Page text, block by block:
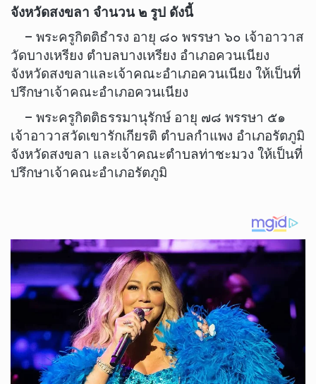
จังหวัดสงขลา จำนวน ๒ รูป ดังนี้
– พระครูกิตติธำรง อายุ ๘๐ พรรษา ๖๐ เจ้าอาวาส
วัดบางเหรียง ตำบลบางเหรียง อำเภอควนเนียง
จังหวัดสงขลาและเจ้าคณะอำเภอควนเนียง ให้เป็นที่
ปรึกษาเจ้าคณะอำเภอควนเนียง
– พระครูกิตติธรรมานุรักษ์ อายุ ๗๘ พรรษา ๕๑
เจ้าอาวาสวัดเขารักเกียรติ ตำบลกำแพง อำเภอรัตภูมิ
จังหวัดสงขลา และเจ้าคณะตำบลท่าชะมวง ให้เป็นที่
ปรึกษาเจ้าคณะอำเภอรัตภูมิ